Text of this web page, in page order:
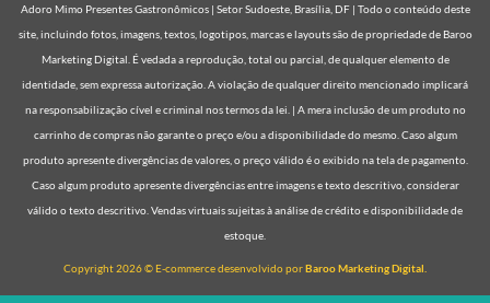
Adoro Mimo Presentes Gastronômicos | Setor Sudoeste, Brasília, DF | Todo o conteúdo deste
site, incluindo fotos, imagens, textos, logotipos, marcas e layouts são de propriedade de Baroo
Marketing Digital. É vedada a reprodução, total ou parcial, de qualquer elemento de
identidade, sem expressa autorização. A violação de qualquer direito mencionado implicará
na responsabilização cível e criminal nos termos da lei. | A mera inclusão de um produto no
carrinho de compras não garante o preço e/ou a disponibilidade do mesmo. Caso algum
produto apresente divergências de valores, o preço válido é o exibido na tela de pagamento.
Caso algum produto apresente divergências entre imagens e texto descritivo, considerar
válido o texto descritivo. Vendas virtuais sujeitas à análise de crédito e disponibilidade de
estoque.
Copyright 2026 © E-commerce desenvolvido porBaroo Marketing Digital.